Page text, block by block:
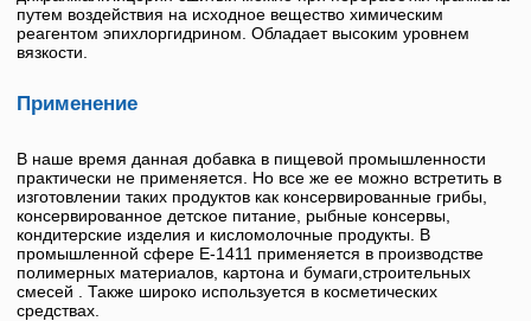
путем воздействия на исходное вещество химическим
реагентом эпихлоргидрином. Обладает высоким уровнем
вязкости.
Применение
В наше время данная добавка в пищевой промышленности
практически не применяется. Но все же ее можно встретить в
изготовлении таких продуктов как консервированные грибы,
консервированное детское питание, рыбные консервы,
кондитерские изделия и кисломолочные продукты. В
промышленной сфере Е-1411 применяется в производстве
полимерных материалов, картона и бумаги,строительных
смесей . Также широко используется в косметических
средствах.